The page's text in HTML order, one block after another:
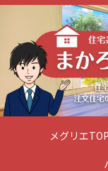
メグリエTOP